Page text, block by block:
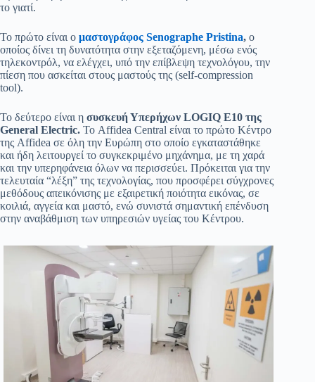
το γιατί.
Το πρώτο είναι ο μαστογράφος Senographe Pristina, ο
οποίος δίνει τη δυνατότητα στην εξεταζόμενη, μέσω ενός
τηλεκοντρόλ, να ελέγχει, υπό την επίβλεψη τεχνολόγου, την
πίεση που ασκείται στους μαστούς της (self-compression
tool).
Το δεύτερο είναι η συσκευή Υπερήχων LOGIQ E10 της
General Electric. Το Affidea Central είναι το πρώτο Κέντρο
της Affidea σε όλη την Ευρώπη στο οποίο εγκαταστάθηκε
και ήδη λειτουργεί το συγκεκριμένο μηχάνημα, με τη χαρά
και την υπερηφάνεια όλων να περισσεύει. Πρόκειται για την
τελευταία “λέξη” της τεχνολογίας, που προσφέρει σύγχρονες
μεθόδους απεικόνισης με εξαιρετική ποιότητα εικόνας, σε
κοιλιά, αγγεία και μαστό, ενώ συνιστά σημαντική επένδυση
στην αναβάθμιση των υπηρεσιών υγείας του Κέντρου.